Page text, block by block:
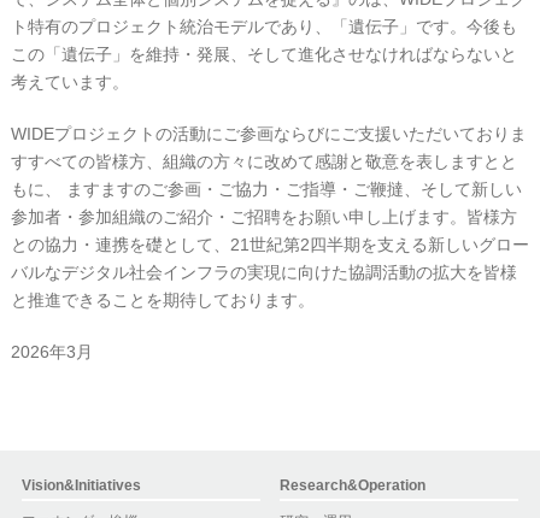
ト特有のプロジェクト統治モデルであり、「遺伝子」です。今後も
この「遺伝子」を維持・発展、そして進化させなければならないと
考えています。
WIDEプロジェクトの活動にご参画ならびにご支援いただいておりま
すすべての皆様方、組織の方々に改めて感謝と敬意を表しますとと
もに、 ますますのご参画・ご協力・ご指導・ご鞭撻、そして新しい
参加者・参加組織のご紹介・ご招聘をお願い申し上げます。皆様方
との協力・連携を礎として、21世紀第2四半期を支える新しいグロー
バルなデジタル社会インフラの実現に向けた協調活動の拡大を皆様
と推進できることを期待しております。
2026年3月
Vision&Initiatives Research&Operation